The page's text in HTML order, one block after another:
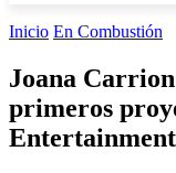
Inicio En Combustión
Joana Carrion
primeros
Entertainment